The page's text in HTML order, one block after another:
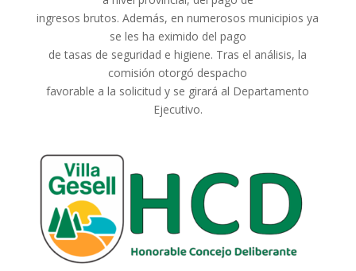
ingresos brutos. Además, en numerosos municipios ya
se les ha eximido del pago
de tasas de seguridad e higiene. Tras el análisis, la
comisión otorgó despacho
favorable a la solicitud y se girará al Departamento
Ejecutivo.